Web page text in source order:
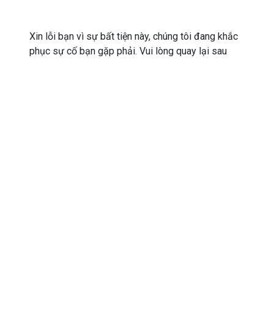
Xin lỗi bạn vì sự bất tiện này, chúng tôi đang khắc
phục sự cố bạn gặp phải. Vui lòng quay lại sau